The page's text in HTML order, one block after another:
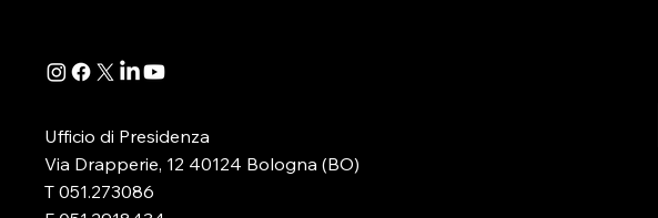
Ufficio di Presidenza
Via Drapperie, 12 40124 Bologna (BO)
T 051.273086